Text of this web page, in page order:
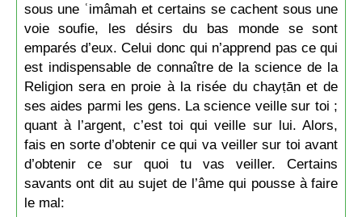
sous une ʿimâmah et certains se cachent sous une
voie soufie, les désirs du bas monde se sont
emparés d’eux. Celui donc qui n’apprend pas ce qui
est indispensable de connaître de la science de la
Religion sera en proie à la risée du chayṭān et de
ses aides parmi les gens. La science veille sur toi ;
quant à l’argent, c’est toi qui veille sur lui. Alors,
fais en sorte d’obtenir ce qui va veiller sur toi avant
d’obtenir ce sur quoi tu vas veiller. Certains
savants ont dit au sujet de l’âme qui pousse à faire
le mal: